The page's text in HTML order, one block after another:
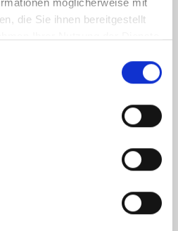
möglicherweise mit
die Sie ihnen bereitgestellt
zur Beantwortung meiner Anfrage
werden.
widerrufen. *